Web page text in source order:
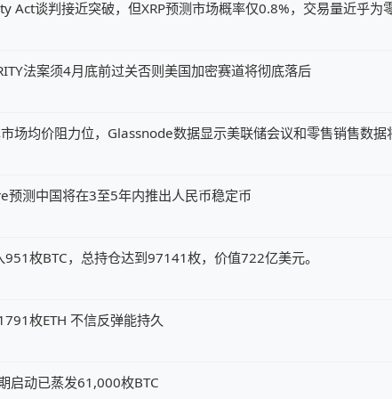
Act谈判接近突破，但XRP预测市场概率仅0.8%，交易量近乎为零
法案须4月底前过关否则美国加密赛道将彻底落后
场均价阻力位，Glassnode数据显示美联储会议和零售销售数据
预测中国将在3至5年内推出人民币稳定币
枚BTC，总持仓达到97141枚，价值722亿美元。
枚ETH 不信反弹能持久
启动已蒸发61,000枚BTC